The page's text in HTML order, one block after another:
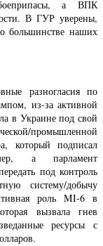
а ВПК
В ГУР уверены,
большинстве наших
разногласия по
из-за активной
в Украине под свой
промышленной
который подписал
а парламент
под контроль
систему/добычу
роль MI-6 в
вызвала гнев
ресурсы с